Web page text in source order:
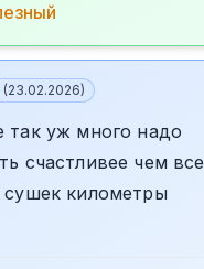
(23.02.2026)
так уж много надо
счастливее чем все
сушек километры